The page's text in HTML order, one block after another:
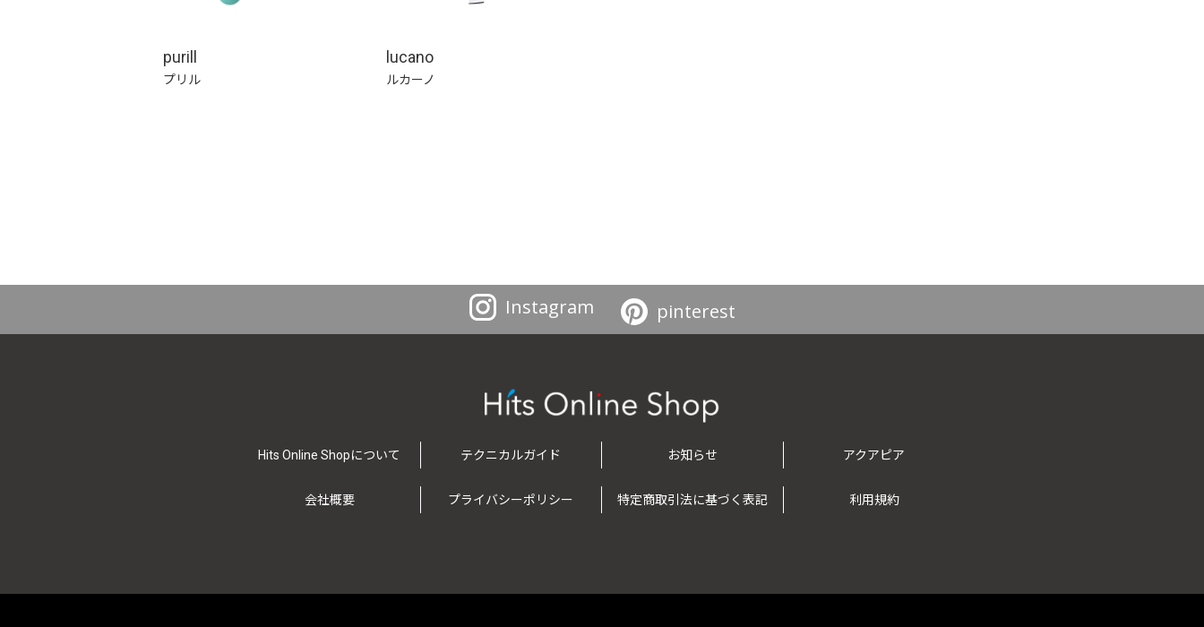
purill
プリル
lucano
ルカーノ
Instagram pinterest
Hits Online Shopについて テクニカルガイド お知らせ アクアピア
会社概要 プライバシーポリシー 特定商取引法に基づく表記 利用規約